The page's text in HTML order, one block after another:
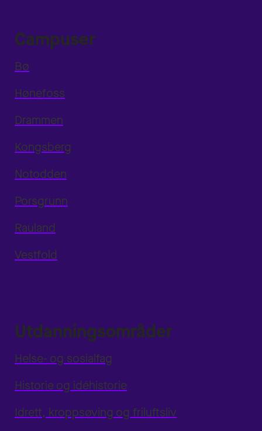
Campuser
Bø
Hønefoss
Drammen
Kongsberg
Notodden
Porsgrunn
Rauland
Vestfold
Utdanningsområder
Helse- og sosialfag
Historie og idéhistorie
Idrett, kroppsøving og friluftsliv